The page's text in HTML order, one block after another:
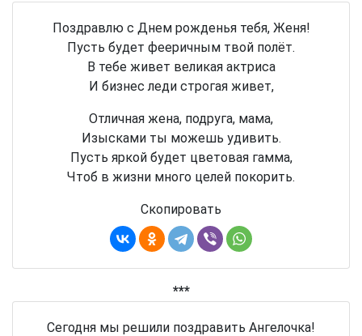
Поздравлю с Днем рожденья тебя, Женя!
Пусть будет фееричным твой полёт.
В тебе живет великая актриса
И бизнес леди строгая живет,
Отличная жена, подруга, мама,
Изысками ты можешь удивить.
Пусть яркой будет цветовая гамма,
Чтоб в жизни много целей покорить.
Скопировать
***
Сегодня мы решили поздравить Ангелочка!